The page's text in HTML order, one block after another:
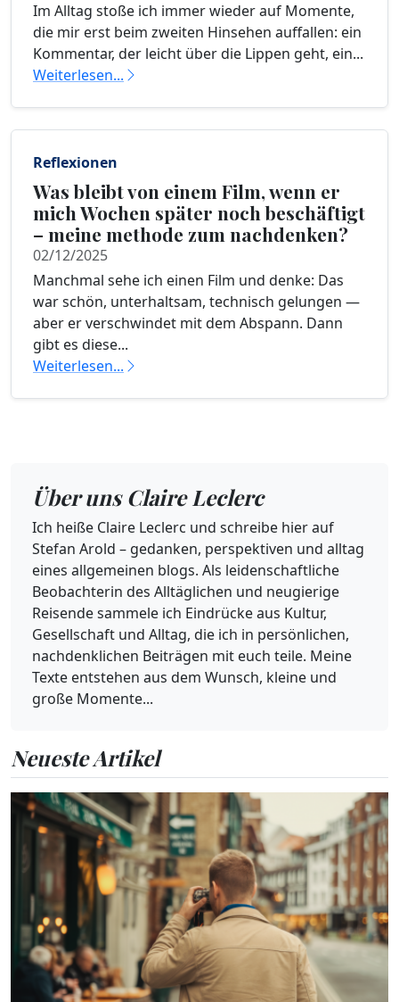
Im Alltag stoße ich immer wieder auf Momente,
die mir erst beim zweiten Hinsehen auffallen: ein
Kommentar, der leicht über die Lippen geht, ein...
Weiterlesen...
Reflexionen
Was bleibt von einem Film, wenn er
mich Wochen später noch beschäftigt
– meine methode zum nachdenken?
02/12/2025
Manchmal sehe ich einen Film und denke: Das
war schön, unterhaltsam, technisch gelungen —
aber er verschwindet mit dem Abspann. Dann
gibt es diese...
Weiterlesen...
Über uns Claire Leclerc
Ich heiße Claire Leclerc und schreibe hier auf
Stefan Arold – gedanken, perspektiven und alltag
eines allgemeinen blogs. Als leidenschaftliche
Beobachterin des Alltäglichen und neugierige
Reisende sammele ich Eindrücke aus Kultur,
Gesellschaft und Alltag, die ich in persönlichen,
nachdenklichen Beiträgen mit euch teile. Meine
Texte entstehen aus dem Wunsch, kleine und
große Momente...
Neueste Artikel